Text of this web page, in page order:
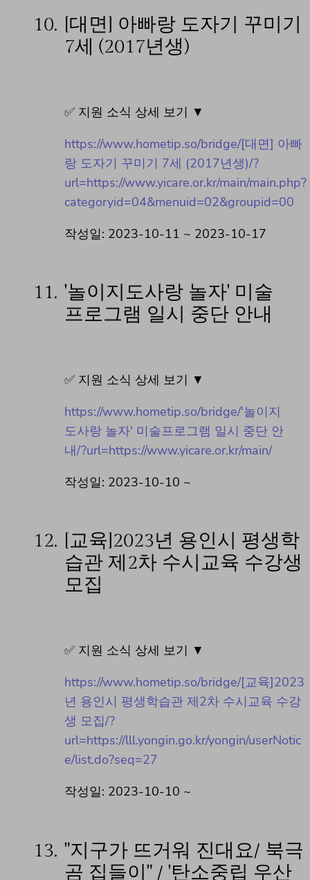
10. [대면] 아빠랑 도자기 꾸미기
7세 (2017년생)
✅ 지원 소식 상세 보기 ▼
https://www.hometip.so/bridge/[대면] 아빠
랑 도자기 꾸미기 7세 (2017년생)/?
url=https://www.yicare.or.kr/main/main.php?
categoryid=04&menuid=02&groupid=00
작성일: 2023-10-11 ~ 2023-10-17
11. '놀이지도사랑 놀자' 미술
프로그램 일시 중단 안내
✅ 지원 소식 상세 보기 ▼
https://www.hometip.so/bridge/'놀이지
도사랑 놀자' 미술프로그램 일시 중단 안
내/?url=https://www.yicare.or.kr/main/
작성일: 2023-10-10 ~
12.
[교육]2023년 용인시 평생학
습관 제2차 수시교육 수강생
모집
✅ 지원 소식 상세 보기 ▼
https://www.hometip.so/bridge/[교육]2023
년 용인시 평생학습관 제2차 수시교육 수강
생 모집/?
url=https://lll.yongin.go.kr/yongin/userNotic
e/list.do?seq=27
작성일: 2023-10-10 ~
13. "지구가 뜨거워 진대요/ 북극
곰 집들이" / '탄소중립 우산